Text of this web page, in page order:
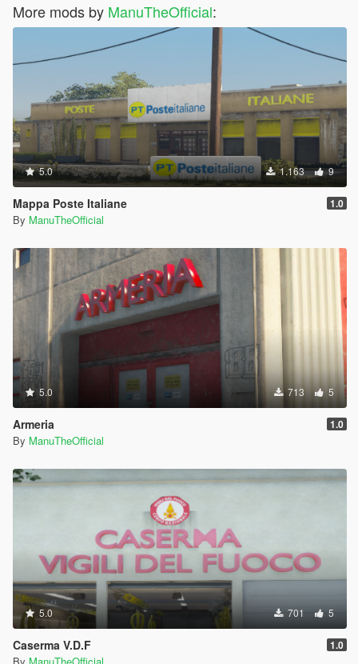
More mods by ManuTheOfficial:
5.0 1.163 9
Mappa Poste Italiane 1.0
By ManuTheOfficial
5.0 713 5
Armeria 1.0
By ManuTheOfficial
5.0 701 5
Caserma V.D.F 1.0